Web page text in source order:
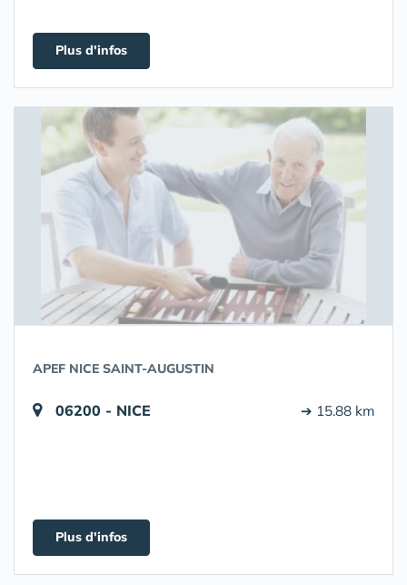
Plus d'infos
APEF NICE SAINT-AUGUSTIN
06200 - NICE ➔ 15.88 km
Plus d'infos